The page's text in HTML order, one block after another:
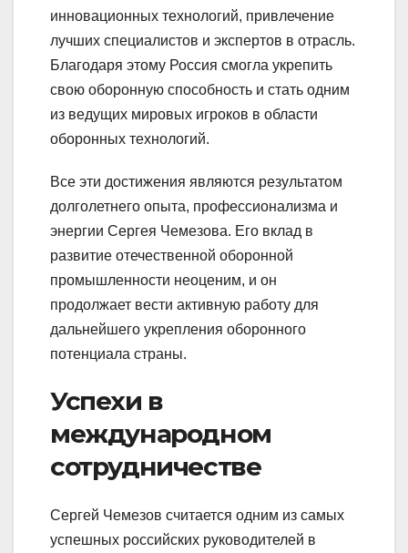
инновационных технологий, привлечение
лучших специалистов и экспертов в отрасль.
Благодаря этому Россия смогла укрепить
свою оборонную способность и стать одним
из ведущих мировых игроков в области
оборонных технологий.
Все эти достижения являются результатом
долголетнего опыта, профессионализма и
энергии Сергея Чемезова. Его вклад в
развитие отечественной оборонной
промышленности неоценим, и он
продолжает вести активную работу для
дальнейшего укрепления оборонного
потенциала страны.
Успехи в
международном
сотрудничестве
Сергей Чемезов считается одним из самых
успешных российских руководителей в